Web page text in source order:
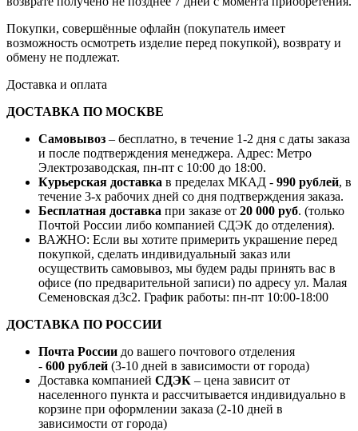
Покупки, совершённые офлайн (покупатель имеет
возможность осмотреть изделие перед покупкой), возврату и
обмену не подлежат.
Доставка и оплата
ДОСТАВКА ПО МОСКВЕ
Самовывоз – бесплатно, в течение 1-2 дня с даты заказа
и после подтверждения менеджера. Адрес: Метро
Электрозаводская, пн-пт с 10:00 до 18:00.
Курьерская доставка в пределах МКАД - 990 рублей, в
течение 3-х рабочих дней со дня подтверждения заказа.
Бесплатная доставка при заказе от 20 000 руб. (только
Почтой России либо компанией СДЭК до отделения).
ВАЖНО: Если вы хотите примерить украшение перед
покупкой, сделать индивидуальный заказ или
осуществить самовывоз, мы будем рады принять вас в
офисе (по предварительной записи) по адресу ул. Малая
Семеновская д3с2. График работы: пн-пт 10:00-18:00
ДОСТАВКА ПО РОССИИ
Почта России до вашего почтового отделения
- 600 рублей (3-10 дней в зависимости от города)
Доставка компанией СДЭК – цена зависит от
населенного пункта и рассчитывается индивидуально в
корзине при оформлении заказа (2-10 дней в
зависимости от города)